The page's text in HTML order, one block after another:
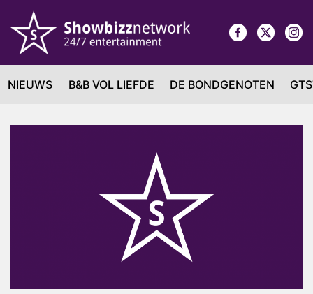
NIEUWS B&B VOL LIEFDE DE BONDGENOTEN